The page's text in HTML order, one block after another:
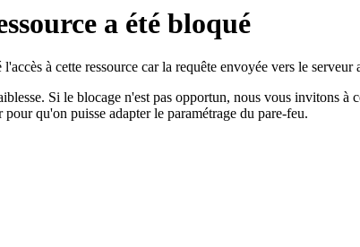
a été bloqué
à cette ressource car la requête envoyée vers le serveur
Si le blocage n'est pas opportun, nous vous invitons à
qu'on puisse adapter le paramétrage du pare-feu.